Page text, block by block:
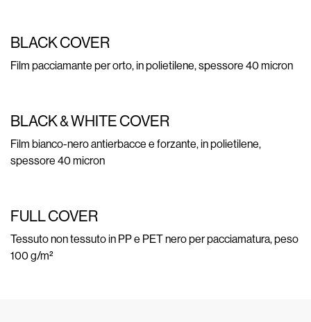
BLACK COVER
Film pacciamante per orto, in polietilene, spessore 40 micron
BLACK & WHITE COVER
Film bianco-nero antierbacce e forzante, in polietilene,
spessore 40 micron
FULL COVER
Tessuto non tessuto in PP e PET nero per pacciamatura, peso
100 g/m²